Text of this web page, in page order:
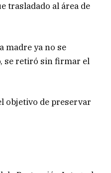
trasladado al área de
madre ya no se
se retiró sin firmar el
objetivo de preservar